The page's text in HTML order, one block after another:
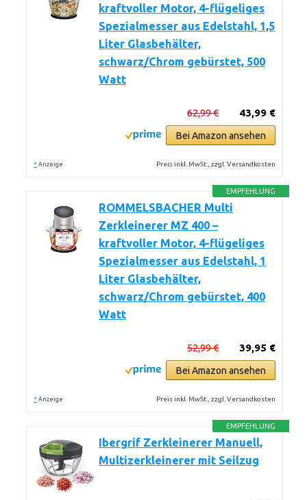
kraftvoller Motor, 4-flügeliges
Spezialmesser aus Edelstahl, 1,5
Liter Glasbehälter,
schwarz/Chrom gebürstet, 500
Watt
43,99 €
62,99 €
Bei Amazon ansehen
* Anzeige Preis inkl. MwSt., zzgl. Versandkosten
EMPFEHLUNG
ROMMELSBACHER Multi
Zerkleinerer MZ 400 –
kraftvoller Motor, 4-flügeliges
Spezialmesser aus Edelstahl, 1
Liter Glasbehälter,
schwarz/Chrom gebürstet, 400
Watt
39,95 €
52,99 €
Bei Amazon ansehen
* Anzeige Preis inkl. MwSt., zzgl. Versandkosten
EMPFEHLUNG
Ibergrif Zerkleinerer Manuell,
Multizerkleinerer mit Seilzug